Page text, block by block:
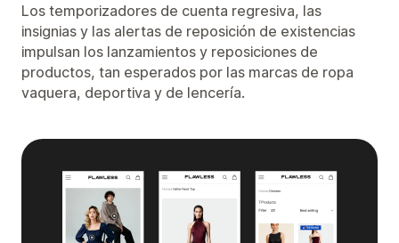
Los temporizadores de cuenta regresiva, las
insignias y las alertas de reposición de existencias
impulsan los lanzamientos y reposiciones de
productos, tan esperados por las marcas de ropa
vaquera, deportiva y de lencería.